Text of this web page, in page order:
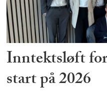
Inntektsløft
start på 2026